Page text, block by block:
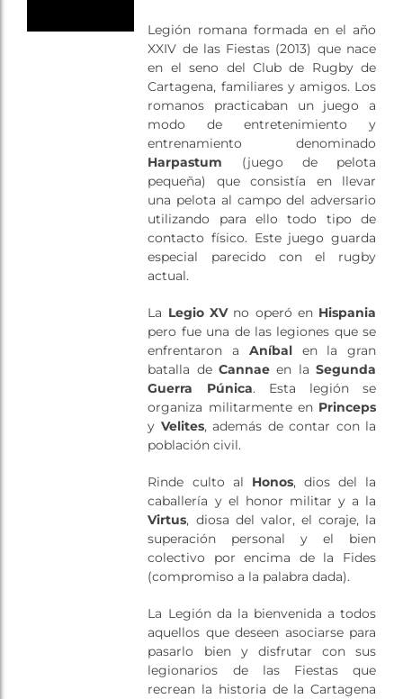
Legión romana formada en el año
XXIV de las Fiestas (2013) que nace
en el seno del Club de Rugby de
Cartagena, familiares y amigos. Los
romanos practicaban un juego a
modo de entretenimiento y
entrenamiento denominado
Harpastum (juego de pelota
pequeña) que consistía en llevar
una pelota al campo del adversario
utilizando para ello todo tipo de
contacto físico. Este juego guarda
especial parecido con el rugby
actual.
La Legio XVno operó en Hispania
pero fue una de las legiones que se
enfrentaron a Aníbalen la gran
batalla deCannae en la Segunda
Guerra Púnica. Esta legión se
organiza militarmente en Princeps
y Velites, además de contar con la
población civil.
Rinde culto al Honos, dios del la
caballería y el honor militar y a la
Virtus, diosa del valor, el coraje, la
superación personal y el bien
colectivo por encima de la Fides
(compromiso a la palabra dada).
La Legión da la bienvenida a todos
aquellos que deseen asociarse para
pasarlo bien y disfrutar con sus
legionarios de las Fiestas que
recrean la historia de la Cartagena